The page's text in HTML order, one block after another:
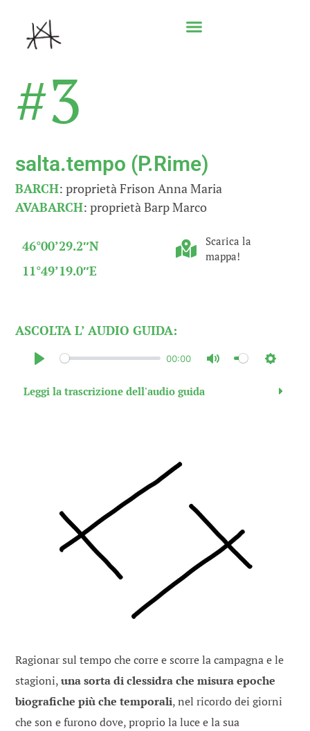
#3
salta.tempo (P.Rime)
BARCH: proprietà Frison Anna Maria
AVABARCH: proprietà Barp Marco
46°00’29.2″N
11°49’19.0″E
Scarica la
mappa!
ASCOLTA L’ AUDIO GUIDA:
00:00
Leggi la trascrizione dell'audio guida
Ragionar sul tempo che corre e scorre la campagna e le
stagioni,una sorta di clessidra che misura epoche
biografiche più che temporali, nel ricordo dei giorni
che son e furono dove, proprio la luce e la sua